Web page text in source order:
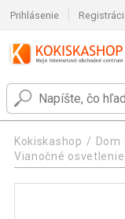
Prihlásenie
Kokiskashop Dom
Vianočné osvetlenie